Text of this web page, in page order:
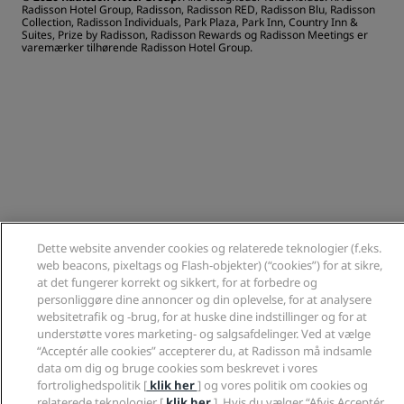
Radisson Hotel Group, Radisson, Radisson RED, Radisson Blu, Radisson
Collection, Radisson Individuals, Park Plaza, Park Inn, Country Inn &
Suites, Prize by Radisson, Radisson Rewards og Radisson Meetings er
varemærker tilhørende Radisson Hotel Group.
Dette website anvender cookies og relaterede teknologier (f.eks.
web beacons, pixeltags og Flash-objekter) (“cookies”) for at sikre,
at det fungerer korrekt og sikkert, for at forbedre og
personliggøre dine annoncer og din oplevelse, for at analysere
websitetrafik og -brug, for at huske dine indstillinger og for at
understøtte vores marketing- og salgsafdelinger. Ved at vælge
“Acceptér alle cookies” accepterer du, at Radisson må indsamle
data om dig og bruge cookies som beskrevet i vores
fortrolighedspolitik [klik her] og vores politik om cookies og